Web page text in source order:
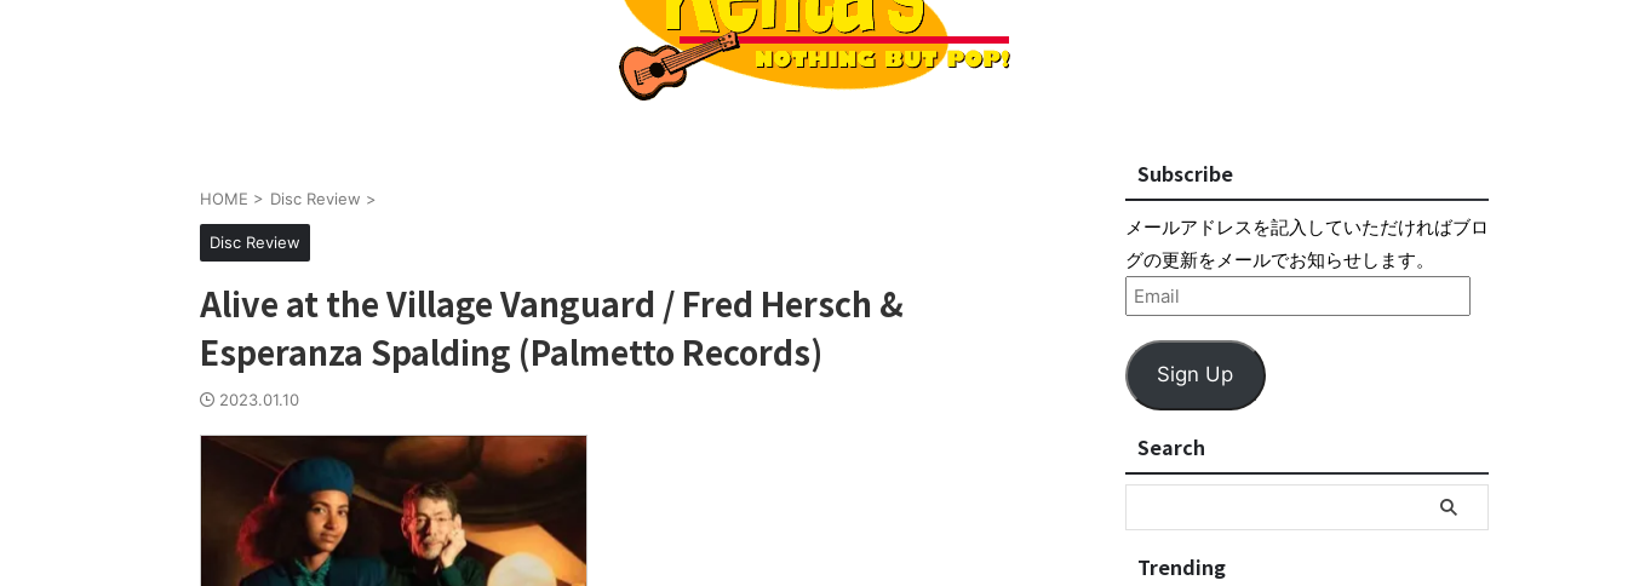
HOME > Disc Review >
Disc Review
Alive at the Village Vanguard / Fred Hersch &
Esperanza Spalding (Palmetto Records)
2023.01.10
Subscribe
メールアドレスを記入していただければブロ
グの更新をメールでお知らせします。
Sign Up
Search
Trending